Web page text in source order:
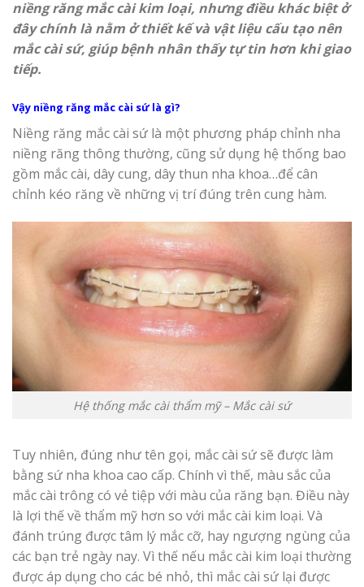
niềng răng mắc cài kim loại, nhưng điều khác biệt ở
đây chính là nằm ở thiết kế và vật liệu cấu tạo nên
mắc cài sứ, giúp bệnh nhân thấy tự tin hơn khi giao
tiếp.
Vậy niềng răng mắc cài sứ là gì?
Niềng răng mắc cài sứ là một phương pháp chỉnh nha
niềng răng thông thường, cũng sử dụng hệ thống bao
gồm mắc cài, dây cung, dây thun nha khoa…để cân
chỉnh kéo răng về những vị trí đúng trên cung hàm.
Hệ thống mắc cài thẩm mỹ – Mắc cài sứ
Tuy nhiên, đúng như tên gọi, mắc cài sứ sẽ được làm
bằng sứ nha khoa cao cấp. Chính vì thế, màu sắc của
mắc cài trông có vẻ tiệp với màu của răng bạn. Điều này
là lợi thế về thẩm mỹ hơn so với mắc cài kim loại. Và
đánh trúng được tâm lý mắc cỡ, hay ngượng ngùng của
các bạn trẻ ngày nay. Vì thế nếu mắc cài kim loại thường
được áp dụng cho các bé nhỏ, thì mắc cài sứ lại được